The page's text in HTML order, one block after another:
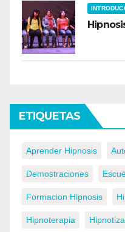
ETIQUETAS
Aprender Hipnosis
Demostraciones
Formacion Hipnosis
Hipnoterapia